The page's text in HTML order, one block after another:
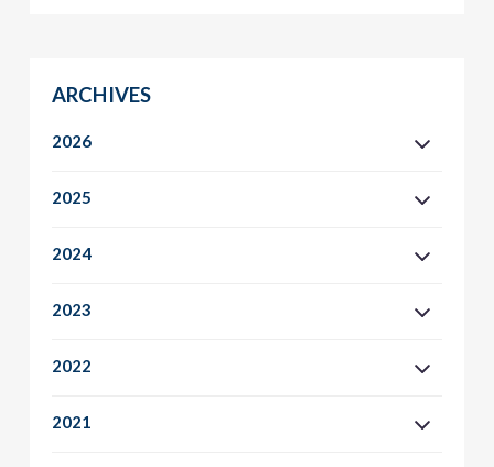
ARCHIVES
2026
2025
2024
2023
2022
2021